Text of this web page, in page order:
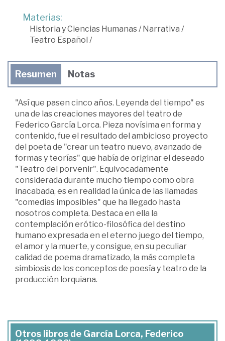
Materias:
Historia y Ciencias Humanas /Narrativa /
Teatro Español /
Resumen Notas
"Así que pasen cinco años. Leyenda del tiempo" es
una de las creaciones mayores del teatro de
Federico García Lorca. Pieza novísima en forma y
contenido, fue el resultado del ambicioso proyecto
del poeta de "crear un teatro nuevo, avanzado de
formas y teorías" que había de originar el deseado
"Teatro del porvenir". Equivocadamente
considerada durante mucho tiempo como obra
inacabada, es en realidad la única de las llamadas
"comedias imposibles" que ha llegado hasta
nosotros completa. Destaca en ella la
contemplación erótico-filosófica del destino
humano expresada en el eterno juego del tiempo,
el amor y la muerte, y consigue, en su peculiar
calidad de poema dramatizado, la más completa
simbiosis de los conceptos de poesía y teatro de la
producción lorquiana.
Otros libros de García Lorca, Federico